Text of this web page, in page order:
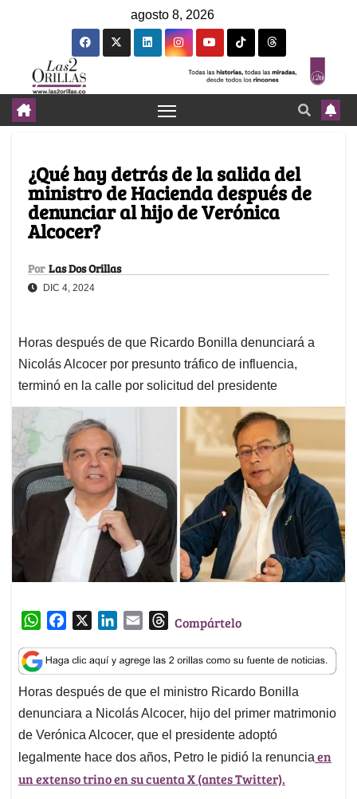
agosto 8, 2026
¿Qué hay detrás de la salida del
ministro de Hacienda después de
denunciar al hijo de Verónica
Alcocer?
Por Las Dos Orillas
DIC 4, 2024
Horas después de que Ricardo Bonilla denunciará a
Nicolás Alcocer por presunto tráfico de influencia,
terminó en la calle por solicitud del presidente
W
a
t
s
A
p
p
c
e
b
o
o
k
n
k
e
d
I
n
a
i
l
T
r
e
a
d
s
Compártelo
Horas después de que el ministro Ricardo Bonilla
denunciara a Nicolás Alcocer, hijo del primer matrimonio
de Verónica Alcocer, que el presidente adoptó
legalmente hace dos años, Petro le pidió la renuncia en
un extenso trino en su cuenta X (antes Twitter).